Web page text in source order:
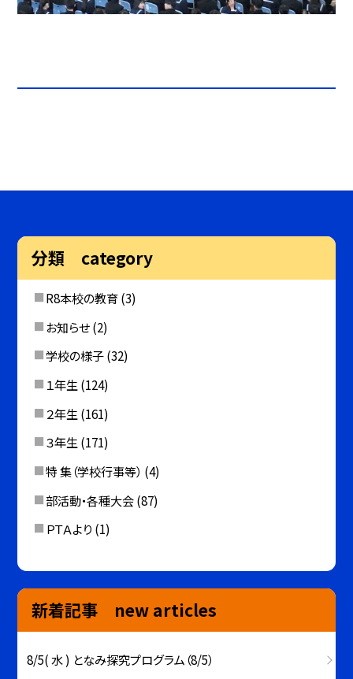
分類 category
R8本校の教育(3)
お知らせ(2)
学校の様子(32)
１年生 (124)
２年生 (161)
３年生(171)
特 集（学校行事等） (4)
部活動・各種大会(87)
ＰＴＡより (1)
新着記事 new articles
8/5( 水 ) となみ探究プログラム（8/5）